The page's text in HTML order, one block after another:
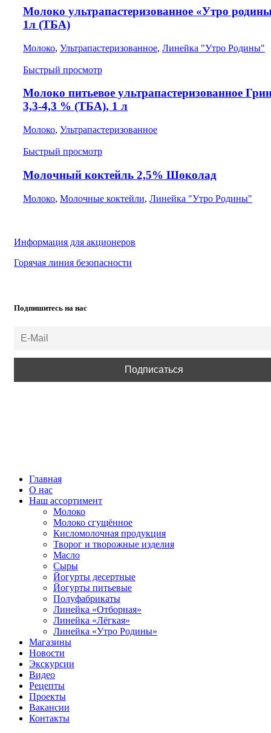
Молоко ультрапастеризованное «Утро
1л (ТБА)
Молоко, Ультрапастеризованное, Линейка "Утро Родины"
Быстрый просмотр
Молоко питьевое ультрапастеризованное
3,3-4,3 % (ТБА), 1 л
Молоко, Ультрапастеризованное
Быстрый просмотр
Молочный коктейль 2,5% Шоколад
Молоко, Молочные коктейли, Линейка "Утро Родины"
Информация для акционеров
Горячая линия безопасности
Подпишитесь на нас
Главная
О нас
Наш ассортимент
Молоко
Молоко сгущённое
Кисломолочная продукция
Творог и творожные изделия
Масло
Сыры
Йогурты десертные
Йогурты питьевые
Полуфабрикаты
Линейка «Отборная»
Линейка «Лёгкая»
Линейка «Утро Родины»
Магазины
Новости
Экскурсии
Видео
Рецепты
Проекты
Вакансии
Контакты